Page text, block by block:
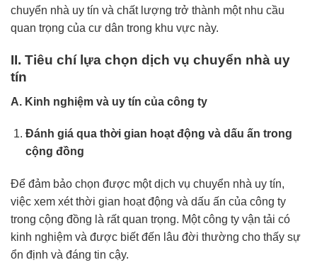
chuyển nhà uy tín và chất lượng trở thành một nhu cầu
quan trọng của cư dân trong khu vực này.
II. Tiêu chí lựa chọn dịch vụ chuyển nhà uy
tín
A. Kinh nghiệm và uy tín của công ty
Đánh giá qua thời gian hoạt động và dấu ấn trong
cộng đồng
Để đảm bảo chọn được một dịch vụ chuyển nhà uy tín,
việc xem xét thời gian hoạt động và dấu ấn của công ty
trong cộng đồng là rất quan trọng. Một công ty vận tải có
kinh nghiệm và được biết đến lâu đời thường cho thấy sự
ổn định và đáng tin cậy.